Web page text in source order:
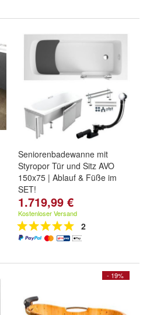
Seniorenbadewanne mit
Styropor Tür und Sitz AVO
150x75 | Ablauf & Füße im
SET!
1.719,99 €
Kostenloser Versand
2
- 19%